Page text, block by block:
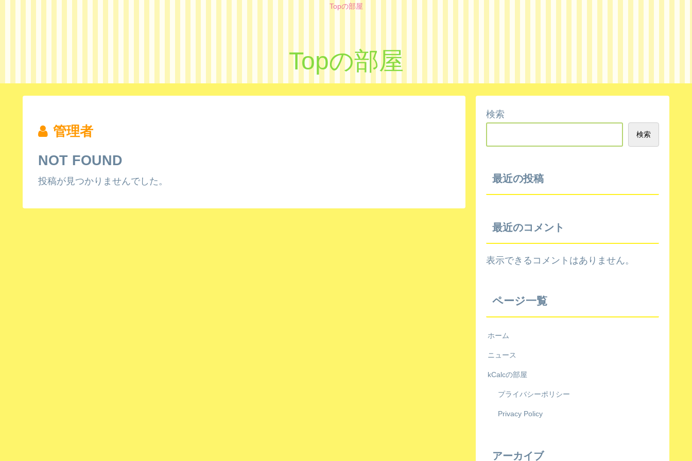
Topの部屋
Topの部屋
管理者
NOT FOUND
投稿が見つかりませんでした。
検索
検索
最近の投稿
最近のコメント
表示できるコメントはありません。
ページ一覧
ホーム
ニュース
kCalcの部屋
プライバシーポリシー
Privacy Policy
アーカイブ